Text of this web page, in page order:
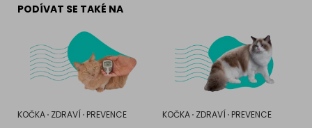
PODÍVAT SE TAKÉ NA
KOČKA ZDRAVÍ PREVENCE KOČKA ZDRAVÍ PREVENCE